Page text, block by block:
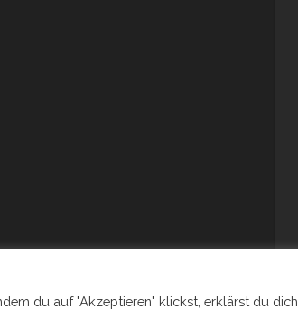
du auf "Akzeptieren" klickst, erklärst du dich